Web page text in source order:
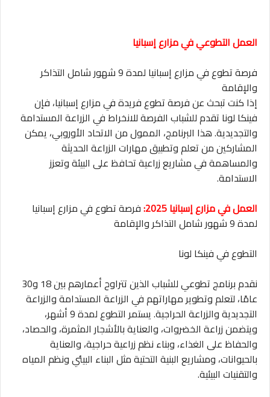
العمل التطوعي في مزارع إسبانيا
فرصة تطوع في مزارع إسبانيا لمدة 9 شهور شامل التذاكر
والإقامة
إذا كنت تبحث عن فرصة تطوع فريدة في مزارع إسبانيا، فإن
فينكا لونا تقدم للشباب الفرصة للانخراط في الزراعة المستدامة
والتجديدية. هذا البرنامج، الممول من الاتحاد الأوروبي، يمكن
المشاركين من تعلم وتطبيق مهارات الزراعة الحديثة
والمساهمة في مشاريع زراعية تحافظ على البيئة وتعزز
الاستدامة.
العمل في مزارع إسبانيا 2025:
فرصة تطوع في مزارع إسبانيا
لمدة 9 شهور شامل التذاكر والإقامة
التطوع في فينكا لونا
نقدم برنامج تطوعي للشباب الذين تتراوح أعمارهم بين 18 و30
عامًا، لتعلم وتطوير مهاراتهم في الزراعة المستدامة والزراعة
التجديدية والزراعة الحراجية. يستمر التطوع لمدة 9 أشهر،
ويتضمن زراعة الخضروات، والعناية بالأشجار المثمرة، والحصاد،
والحفاظ على الغذاء، وبناء نظم زراعية حراجية، والعناية
بالحيوانات، ومشاريع البنية التحتية مثل البناء البيئي ونظم المياه
والتقنيات البيئية.